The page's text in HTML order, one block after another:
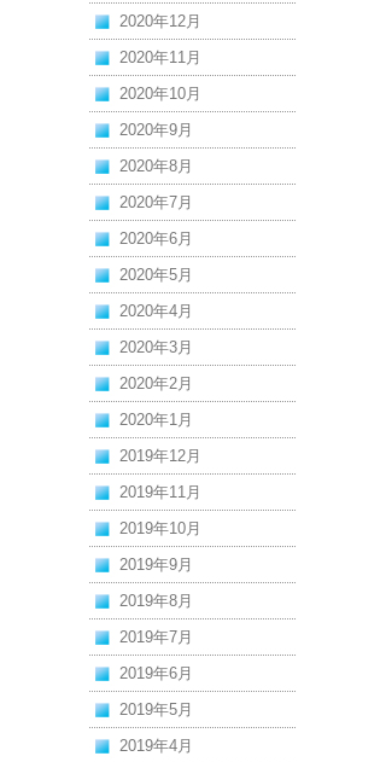
2020年12月
2020年11月
2020年10月
2020年9月
2020年8月
2020年7月
2020年6月
2020年5月
2020年4月
2020年3月
2020年2月
2020年1月
2019年12月
2019年11月
2019年10月
2019年9月
2019年8月
2019年7月
2019年6月
2019年5月
2019年4月